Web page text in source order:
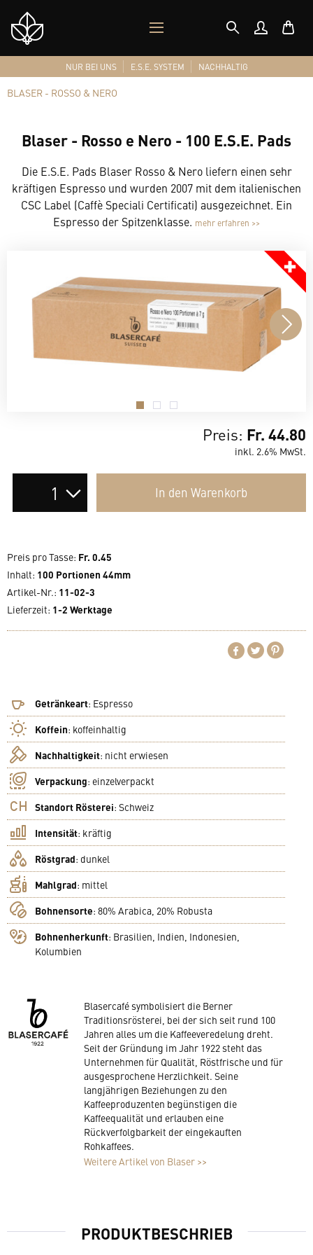
Shop
Logo
MOBILES
MENÜ
NUR BEI UNS E.S.E. SYSTEM NACHHALTIG
BLASER - ROSSO & NERO
Blaser - Rosso e Nero - 100 E.S.E. Pads
Die E.S.E. Pads Blaser Rosso & Nero liefern einen sehr
kräftigen Espresso und wurden 2007 mit dem italienischen
CSC Label (Caffè Speciali Certificati) ausgezeichnet. Ein
Espresso der Spitzenklasse. mehr erfahren >>
. . .
Preis: Fr. 44.80
inkl. 2.6% MwSt.
In den Warenkorb
Preis pro Tasse: Fr. 0.45
Inhalt: 100 Portionen 44mm
Artikel-Nr.: 11-02-3
Lieferzeit: 1-2 Werktage
Getränkeart: Espresso
Koffein: koffeinhaltig
Nachhaltigkeit: nicht erwiesen
Verpackung: einzelverpackt
Standort Rösterei: Schweiz
Intensität: kräftig
Röstgrad: dunkel
Mahlgrad: mittel
Bohnensorte: 80% Arabica, 20% Robusta
Bohnenherkunft: Brasilien, Indien, Indonesien,
Kolumbien
Blasercafé symbolisiert die Berner
Traditionsrösterei, bei der sich seit rund 100
Jahren alles um die Kaffeeveredelung dreht.
Seit der Gründung im Jahr 1922 steht das
Unternehmen für Qualität, Röstfrische und für
ausgesprochene Herzlichkeit. Seine
langjährigen Beziehungen zu den
Kaffeeproduzenten begünstigen die
Kaffeequalität und erlauben eine
Rückverfolgbarkeit der eingekauften
Rohkaffees.
Weitere Artikel von Blaser >>
PRODUKTBESCHRIEB